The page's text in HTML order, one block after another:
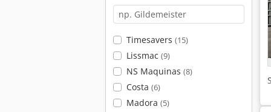
Timesavers (15)
Lissmac (9)
NS Maquinas (8)
Costa (6)
Madora (5)